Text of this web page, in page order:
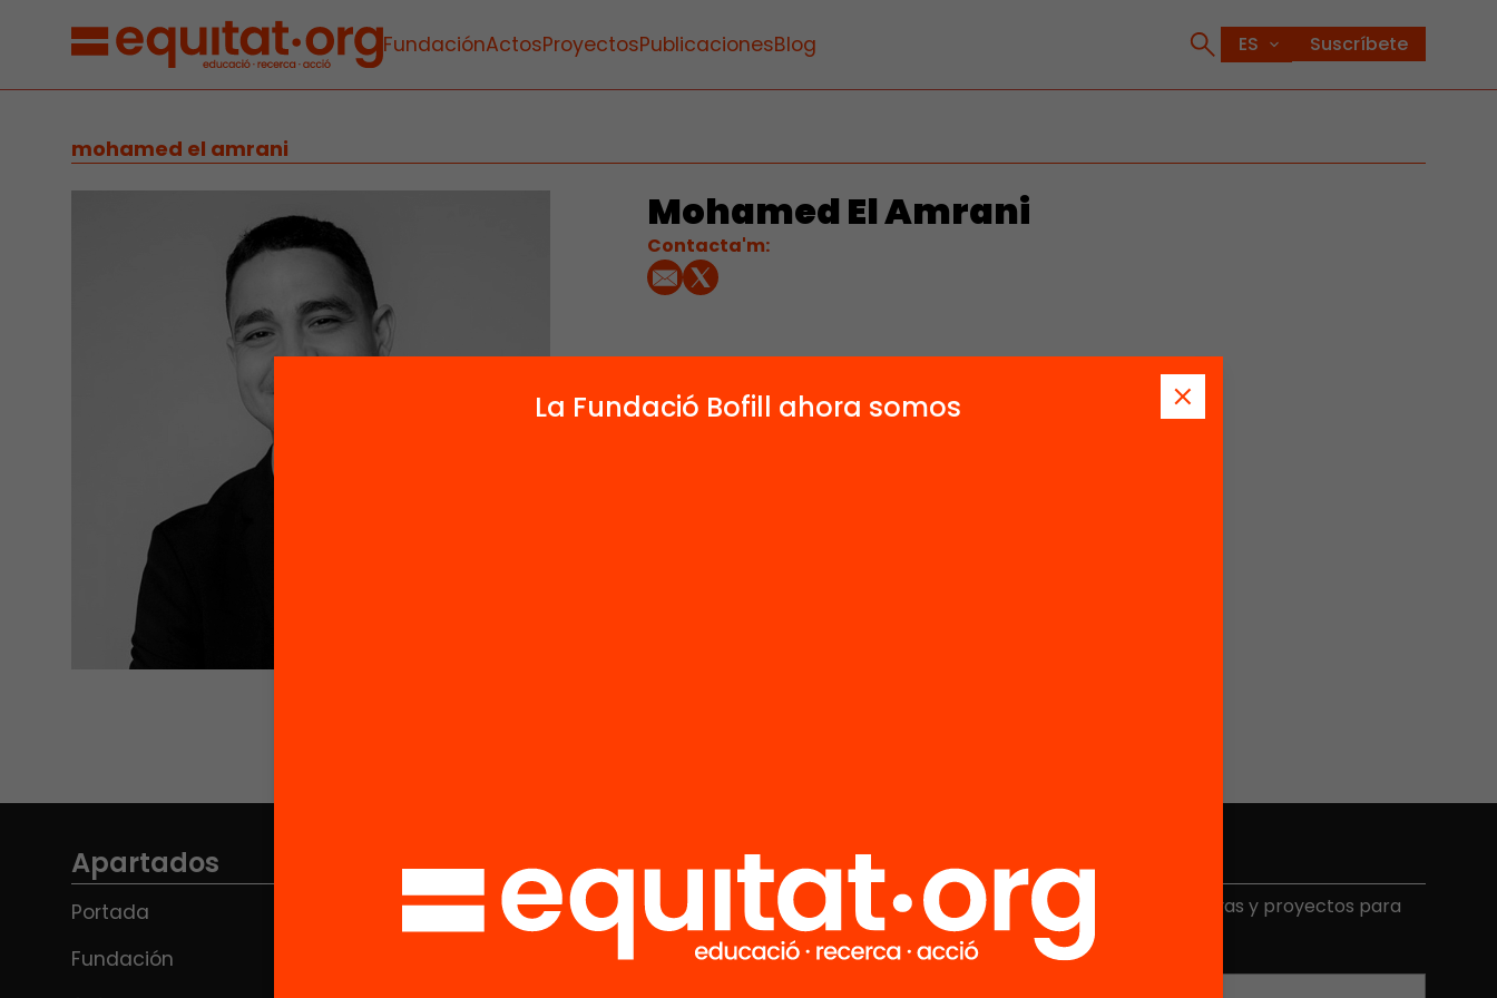
FundaciónActosProyectosPublicacionesBlog Suscríbete
mohamed el amrani
Mohamed El Amrani
Contacta'm:
Elige equidad
Recibe contenidos, iniciativas y proyectos para
implicarte.
Correo electrónico
Apartados
Portada
Fundación
FAQS
HUB Social
La Fundació Bofill ahora somos